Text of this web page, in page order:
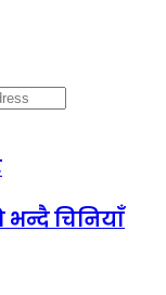
चिनियाँ